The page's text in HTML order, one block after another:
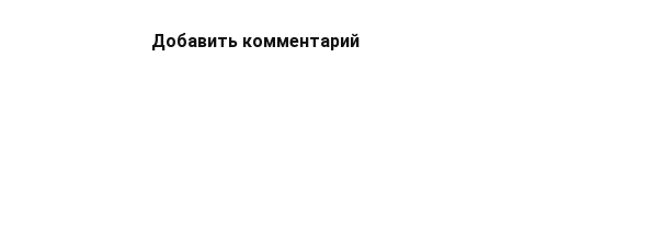
Добавить комментарий